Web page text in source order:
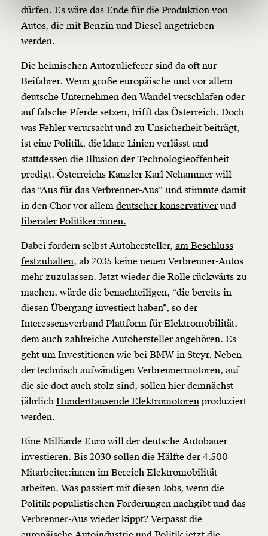
150€ €
Geschenkurkunde im PDF-Format, welche Du
ausdrucken oder weiterleiten und verschenken
Weiter
1/3
dürfen. Es wäre das Ende für die Produktion von
Autos, die mit Benzin und Diesel angetrieben
werden.
Die heimischen Autozulieferer sind da oft nur
Beifahrer. Wenn große europäische und vor allem
deutsche Unternehmen den Wandel verschlafen oder
auf falsche Pferde setzen, trifft das Österreich. Doch
was Fehler verursacht und zu Unsicherheit beiträgt,
ist eine Politik, die klare Linien verlässt und
stattdessen die Illusion der Technologieoffenheit
predigt. Österreichs Kanzler Karl Nehammer will
das “Aus für das Verbrenner-Aus” und stimmte damit
in den Chor vor allem deutscher konservativerund
liberaler Politiker:innen.
Dabei fordern selbst Autohersteller, am Beschluss
festzuhalten, ab 2035 keine neuen Verbrenner-Autos
mehr zuzulassen. Jetzt wieder die Rolle rückwärts zu
machen, würde die benachteiligen, “die bereits in
diesen Übergang investiert haben”, so der
Interessensverband Plattform für Elektromobilität,
dem auch zahlreiche Autohersteller angehören. Es
geht um Investitionen wie bei BMW in Steyr. Neben
der technisch aufwändigen Verbrennermotoren, auf
die sie dort auch stolz sind, sollen hier demnächst
jährlich Hunderttausende Elektromotoren produziert
werden.
Eine Milliarde Euro will der deutsche Autobauer
investieren. Bis 2030 sollen die Hälfte der 4.500
Mitarbeiter:innen im Bereich Elektromobilität
arbeiten. Was passiert mit diesen Jobs, wenn die
Politik populistischen Forderungen nachgibt und das
Verbrenner-Aus wieder kippt? Verpasst die